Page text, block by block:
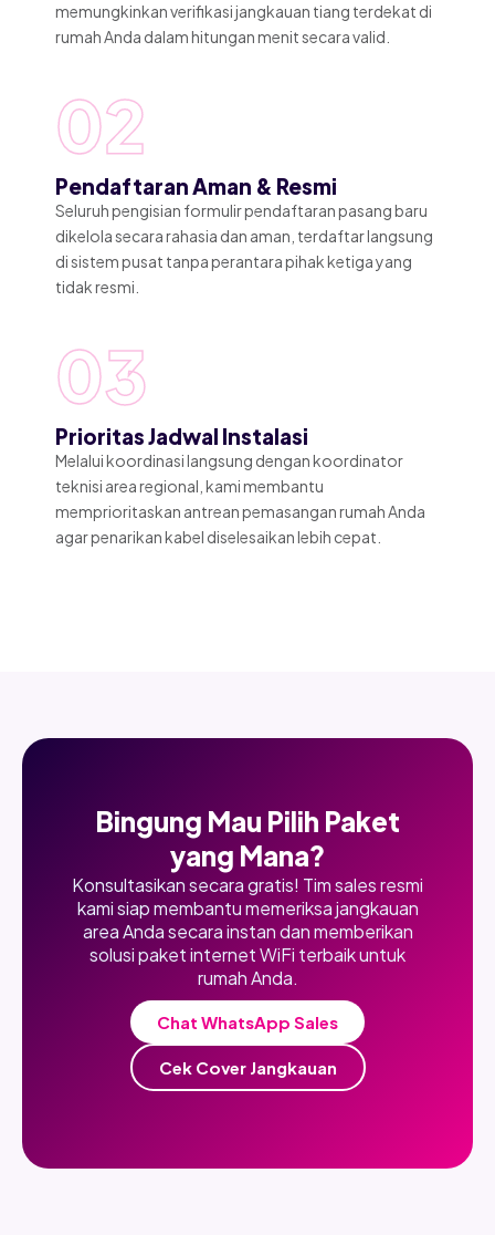
memungkinkan verifikasi jangkauan tiang terdekat di
rumah Anda dalam hitungan menit secara valid.
02
Pendaftaran Aman & Resmi
Seluruh pengisian formulir pendaftaran pasang baru
dikelola secara rahasia dan aman, terdaftar langsung
di sistem pusat tanpa perantara pihak ketiga yang
tidak resmi.
03
Prioritas Jadwal Instalasi
Melalui koordinasi langsung dengan koordinator
teknisi area regional, kami membantu
memprioritaskan antrean pemasangan rumah Anda
agar penarikan kabel diselesaikan lebih cepat.
Bingung Mau Pilih Paket
yang Mana?
Konsultasikan secara gratis! Tim sales resmi
kami siap membantu memeriksa jangkauan
area Anda secara instan dan memberikan
solusi paket internet WiFi terbaik untuk
rumah Anda.
Chat WhatsApp Sales
Cek Cover Jangkauan